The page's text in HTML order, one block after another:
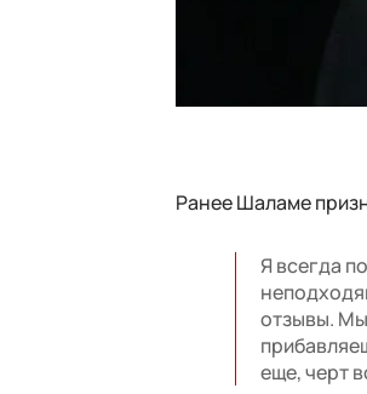
Ранее Шаламе
Я всегда
отзывы. Мы
еще, черт